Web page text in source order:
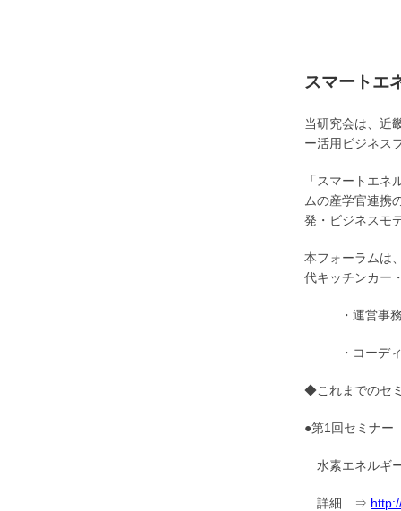
スマートエ
当研究会は、近
ー活用ビジネス
「スマートエ
ムの産学官連携
発・ビジネスモ
本フォーラムは
代キッチンカー
・運営事
・コーデ
◆これまでのセ
●第1回セミナー
水素エネルギ
詳細 ⇒